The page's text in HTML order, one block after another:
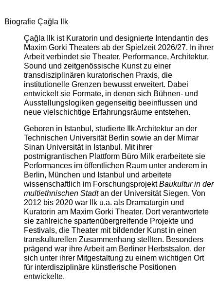
Biografie Çağla Ilk
Çağla Ilk ist Kuratorin und designierte Intendantin des
Maxim Gorki Theaters ab der Spielzeit 2026/27. In ihrer
Arbeit verbindet sie Theater, Performance, Architektur,
Sound und zeitgenössische Kunst zu einer
transdisziplinären kuratorischen Praxis, die
institutionelle Grenzen bewusst erweitert. Dabei
entwickelt sie Formate, in denen sich Bühnen- und
Ausstellungslogiken gegenseitig beeinflussen und
neue vielschichtige Erfahrungsräume entstehen.
Geboren in Istanbul, studierte Ilk Architektur an der
Technischen Universität Berlin sowie an der Mimar
Sinan Universität in Istanbul. Mit ihrer
postmigrantischen Plattform Büro Milk erarbeitete sie
Performances im öffentlichen Raum unter anderem in
Berlin, München und Istanbul und arbeitete
wissenschaftlich im ForschungsprojektBaukultur in der
multiethnischen Stadtan der Universität Siegen. Von
2012 bis 2020 war Ilk u.a. als Dramaturgin und
Kuratorin am Maxim Gorki Theater. Dort verantwortete
sie zahlreiche spartenübergreifende Projekte und
Festivals, die Theater mit bildender Kunst in einen
transkulturellen Zusammenhang stellten. Besonders
prägend war ihre Arbeit am Berliner Herbstsalon, der
sich unter ihrer Mitgestaltung zu einem wichtigen Ort
für interdisziplinäre künstlerische Positionen
entwickelte.